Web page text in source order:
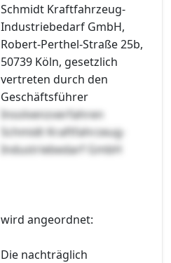
Schmidt Kraftfahrzeug-
Industriebedarf GmbH,
Robert-Perthel-Straße 25b,
50739 Köln, gesetzlich
vertreten durch den
Geschäftsführer
Insolvenzverfahren
Schmidt Kraftfahrzeug-
Industriebedarf GmbH
wird angeordnet:
Die nachträglich